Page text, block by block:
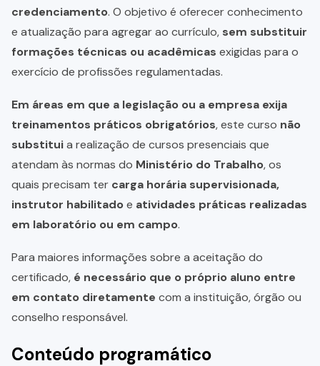
credenciamento. O objetivo é oferecer conhecimento
e atualização para agregar ao currículo, sem substituir
formações técnicas ou acadêmicas exigidas para o
exercício de profissões regulamentadas.
Em áreas em que a legislação ou a empresa exija
treinamentos práticos obrigatórios, este curso não
substituia realização de cursos presenciais que
atendam às normas do Ministério do Trabalho, os
quais precisam ter carga horária supervisionada,
instrutor habilitadoe atividades práticas realizadas
em laboratório ou em campo.
Para maiores informações sobre a aceitação do
certificado, é necessário que o próprio aluno entre
em contato diretamente com a instituição, órgão ou
conselho responsável.
Conteúdo programático